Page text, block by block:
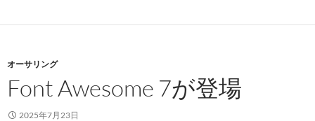
オーサリング
Font Awesome 7が登場
2025年7月23日